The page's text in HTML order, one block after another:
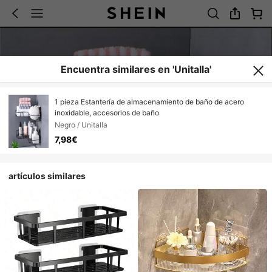
Encuentra similares en 'Unitalla'
1 pieza Estantería de almacenamiento de baño de acero
inoxidable, accesorios de baño
Negro / Unitalla
7,98€
artículos similares